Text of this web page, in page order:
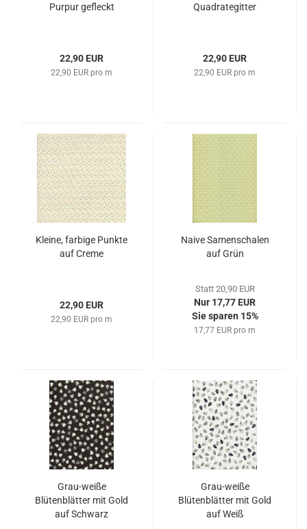
Purpur gefleckt
22,90 EUR
22,90 EUR pro m
Quadrategitter
22,90 EUR
22,90 EUR pro m
Kleine, farbige Punkte
auf Creme
22,90 EUR
22,90 EUR pro m
Naive Samenschalen
auf Grün
Statt 20,90 EUR
Nur 17,77 EUR
Sie sparen 15%
17,77 EUR pro m
Grau-weiße
Blütenblätter mit Gold
auf Schwarz
Grau-weiße
Blütenblätter mit Gold
auf Weiß